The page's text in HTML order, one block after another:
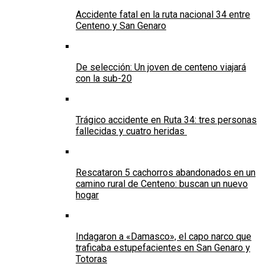
Accidente fatal en la ruta nacional 34 entre
Centeno y San Genaro
De selección: Un joven de centeno viajará
con la sub-20
Trágico accidente en Ruta 34: tres personas
fallecidas y cuatro heridas
Rescataron 5 cachorros abandonados en un
camino rural de Centeno: buscan un nuevo
hogar
Indagaron a «Damasco», el capo narco que
traficaba estupefacientes en San Genaro y
Totoras